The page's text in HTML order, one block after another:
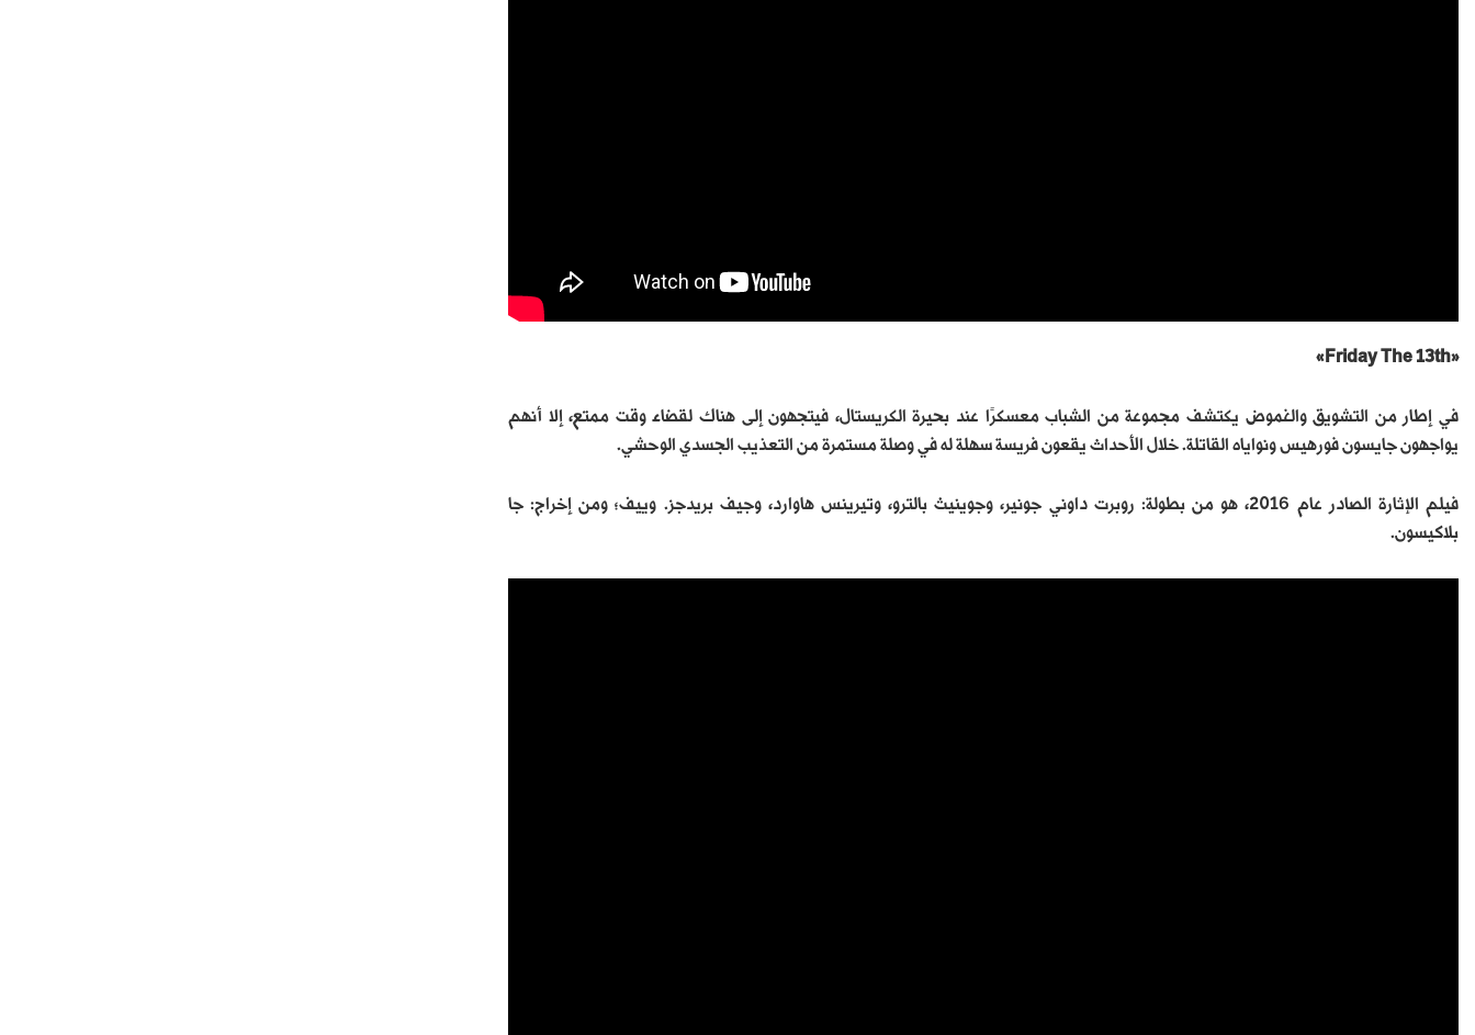
«Friday The 13th»
في إطار من التشويق والغموض يكتشف مجموعة من الشباب معسكرًا عند بحيرة الكريستال، فيتجهون إلى هناك لقضاء وقت ممتع، إلا أنهم
يواجهون جايسون فورهيس ونواياه القاتلة. خلال الأحداث يقعون فريسة سهلة له في وصلة مستمرة من التعذيب الجسدي الوحشي.
فيلم الإثارة الصادر عام 2016، هو من بطولة: روبرت داوني جونير، وجوينيث بالترو، وتيرينس هاوارد، وجيف بريدجز. وييف؛ ومن إخراج: جا
بلاكيسون.